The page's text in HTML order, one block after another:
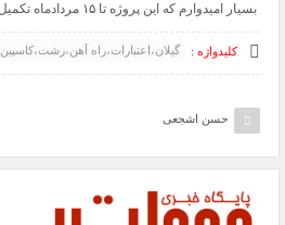
بسیار امیدوارم که این پروژه تا ۱۵ مردادماه تکمیل شود.
کلیدواژه : گیلان،اعتبارات،راه آهن،رشت،کاسپین
حسن اشجعی